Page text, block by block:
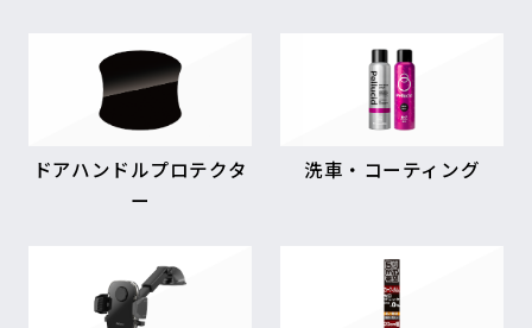
ドアハンドルプロテクタ
ー
洗車・コーティング